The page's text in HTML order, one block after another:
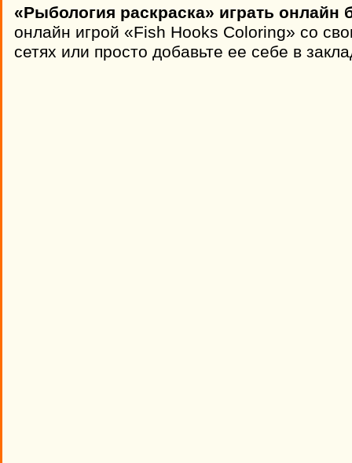
«Рыбология раскраска» играть онлайн
онлайн игрой «Fish Hooks Coloring» со
сетях или просто добавьте ее себе в